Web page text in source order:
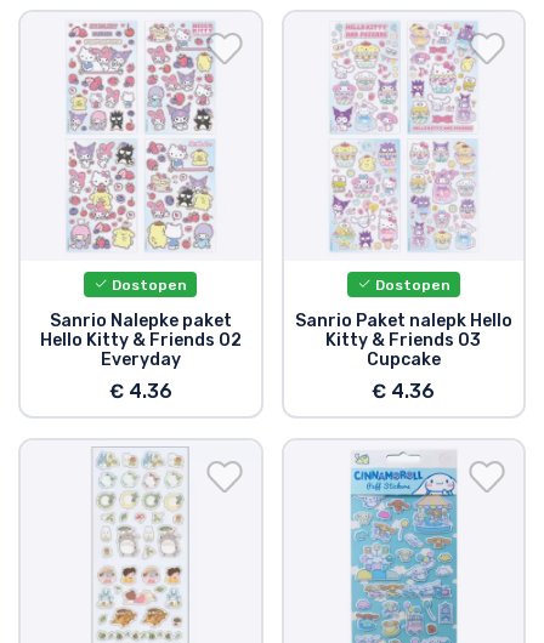
Dostopen
Sanrio Nalepke paket
Hello Kitty & Friends 02
Everyday
€ 4.36
Dostopen
Sanrio Paket nalepk Hello
Kitty & Friends 03
Cupcake
€ 4.36